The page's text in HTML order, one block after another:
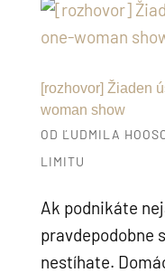
[rozhovor] Žiaden
woman show
OD ĽUDMILA
LIMITU
Ak podnikáte
pravdepodobne
nestíhate.